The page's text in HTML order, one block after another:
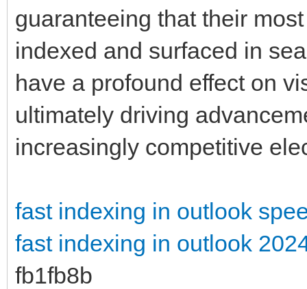
guaranteeing that their
indexed and surfaced in
have a profound effect on
ultimately driving
increasingly competitive
fast indexing in outlook
fast indexing in outlook
fb1fb8b